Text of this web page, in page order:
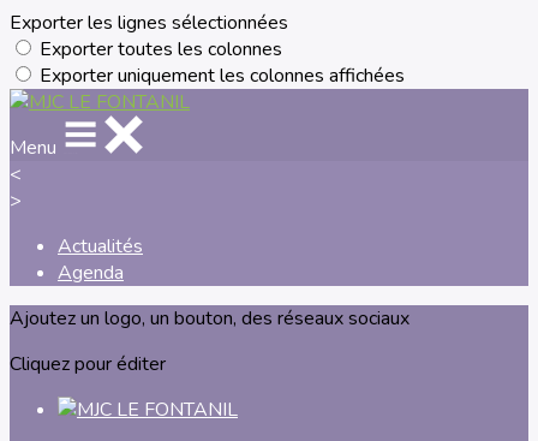
Exporter les lignes sélectionnées
Exporter toutes les colonnes
Exporter uniquement les colonnes affichées
Menu
<
>
Actualités
Agenda
Ajoutez un logo, un bouton, des réseaux sociaux
Cliquez pour éditer